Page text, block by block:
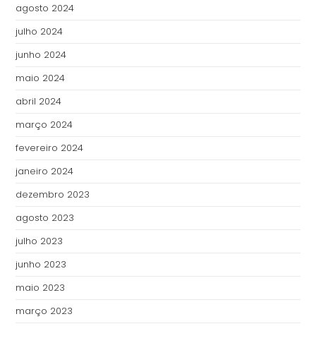
agosto 2024
julho 2024
junho 2024
maio 2024
abril 2024
março 2024
fevereiro 2024
janeiro 2024
dezembro 2023
agosto 2023
julho 2023
junho 2023
maio 2023
março 2023